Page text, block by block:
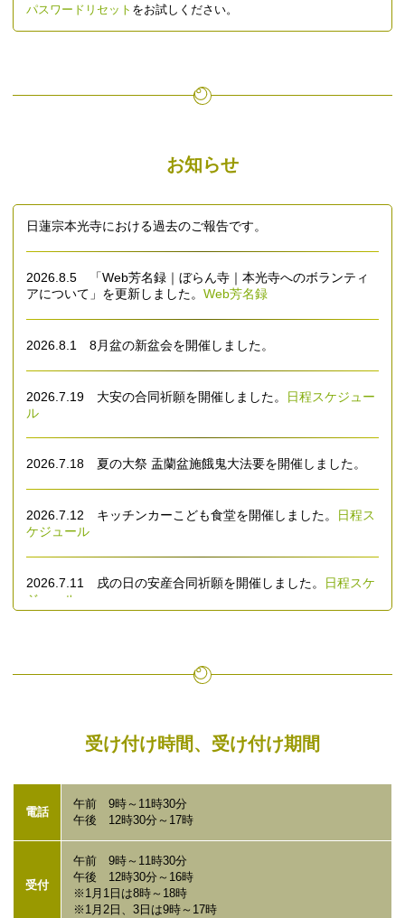
パスワードリセット をお試しください。
お知らせ
日蓮宗本光寺における過去のご報告です。
2026.8.5 「Web芳名録｜ぼらん寺｜本光寺へのボランティ
アについて」を更新しました。 Web芳名録
2026.8.1 8月盆の新盆会を開催しました。
2026.7.19 大安の合同祈願を開催しました。
日程スケジュー
ル
2026.7.18 夏の大祭 盂蘭盆施餓鬼大法要を開催しました。
2026.7.12 キッチンカーこども食堂を開催しました。
日程ス
ケジュール
2026.7.11 戌の日の安産合同祈願を開催しました。
日程スケ
ジュール
壇、位牌、御札、御守り、印鑑などをお焚き上げ供養しまし
2026.7.1 「Web芳名録｜賛助金｜本光寺へのご寄付につい
て」を更新しました。Web芳名録
2026.7.1 7月盆の新盆供養大祭を開催しました。
2026.6.10 ペット月例法要を開催しました。
2026.5.8 春の大祭『月遅れ 釈尊降誕会』を開催しました。
受け付け時間、受け付け期間
電話
午前 9時～11時30分
午後 12時30分～17時
受付
午前 9時～11時30分
午後 12時30分～16時
※1月1日は8時～18時
※1月2日、3日は9時～17時